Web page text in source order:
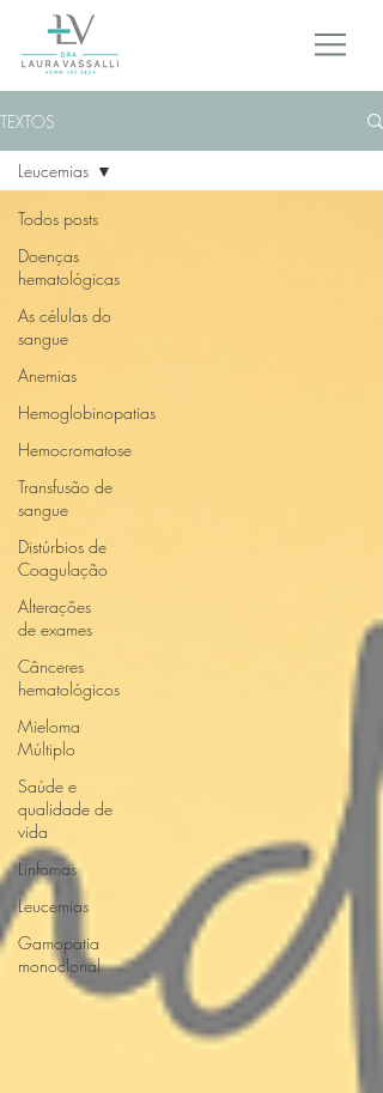
TEXTOS
Todos posts
Doenças
hematológicas
As células do
sangue
Anemias
Hemoglobinopatias
Hemocromatose
Transfusão de
sangue
Distúrbios de
Coagulação
Alterações
de exames
Cânceres
hematológicos
Mieloma
Múltiplo
Saúde e
qualidade de
vida
Linfomas
Leucemias
Gamopatia
monoclonal
Leucemias